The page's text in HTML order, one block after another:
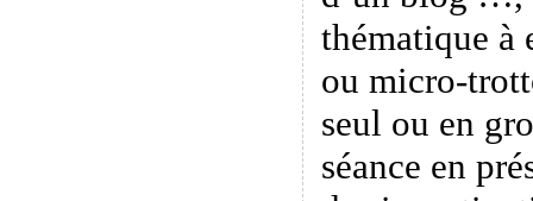
thématique à
ou micro-
seul ou en
séance en